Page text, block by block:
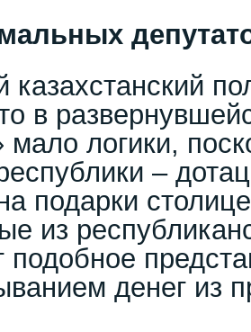
казахстанский
в
мало логики,
–
подарки
из
подобное
денег из